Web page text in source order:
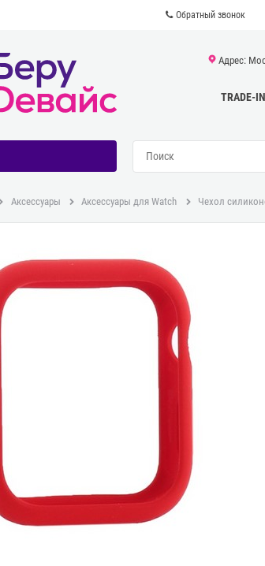
Обратный звонок
Адрес:
TRADE-IN
Аксессуары Аксессуары для Watch Чехол